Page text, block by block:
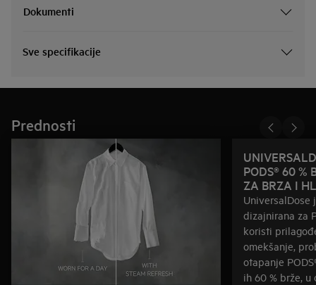
Dokumenti
Sve specifikacije
Prednosti
PODS® 60 %
ZA BRZA I
dizajnirana za
koristi
omekšanje,
otapanje
ih 60 % brže,